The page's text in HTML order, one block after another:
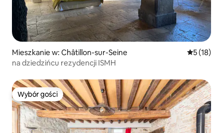
Mieszkanie w: Châtillon-sur-Seine Średnia
5 (18)
na dziedzińcu rezydencji ISMH
Wybór gości
Wybór gości